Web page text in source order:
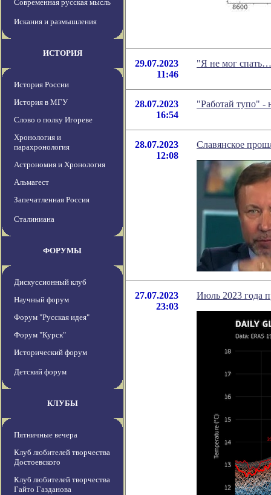
Современная русская мысль
Искания и размышления
ИСТОРИЯ
История России
История в МГУ
Слово о полку Игореве
Хронология и
парахронология
Астрономия и Хронология
Альмагест
Запечатленная Россия
Сталиниана
ФОРУМЫ
Дискуссионный клуб
Научный форум
Форум "Русская идея"
Форум "Курск"
Исторический форум
Детский форум
КЛУБЫ
Пятничные вечера
Клуб любителей творчества
Достоевского
Клуб любителей творчества
Гайто Газданова
29.07.2023
11:46
"Я не мог
28.07.2023
16:54
"Работай тупо" -
28.07.2023
12:08
Славянское
27.07.2023
23:03
Июль 2023 года